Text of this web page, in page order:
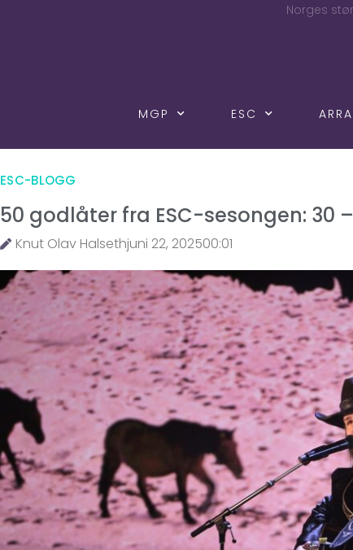
Norges
MGP ESC
ESC-BLOGG
50 godlåter fra ESC-sesongen: 30 –
Knut Olav Halsethjuni 22, 202500:01